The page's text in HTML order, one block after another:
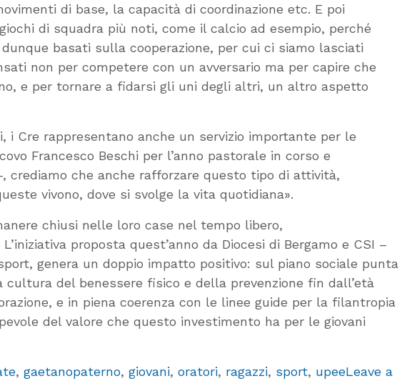
di base, la capacità di coordinazione etc. E poi
di squadra più noti, come il calcio ad esempio, perché
basati sulla cooperazione, per cui ci siamo lasciati
non per competere con un avversario ma per capire che
e per tornare a fidarsi gli uni degli altri, un altro aspetto
i Cre rappresentano anche un servizio importante per le
Francesco Beschi per l’anno pastorale in corso e
crediamo che anche rafforzare questo tipo di attività,
vivono, dove si svolge la vita quotidiana».
chiusi nelle loro case nel tempo libero,
L’iniziativa proposta quest’anno da Diocesi di Bergamo e CSI –
genera un doppio impatto positivo: sul piano sociale punta
del benessere fisico e della prevenzione fin dall’età
e in piena coerenza con le linee guide per la filantropia
del valore che questo investimento ha per le giovani
, gaetanopaterno, giovani, oratori, ragazzi, sport, upeeLeave a